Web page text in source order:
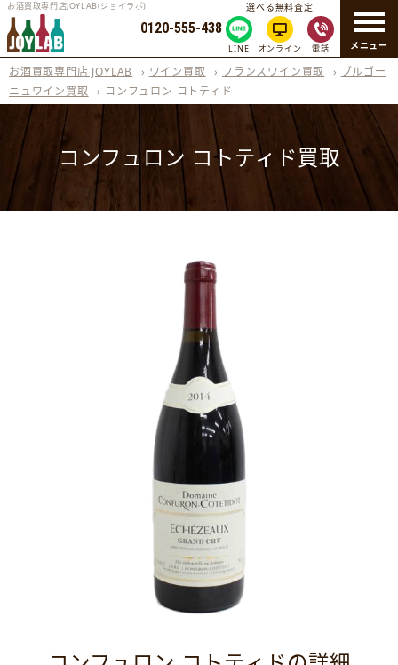
メニュー
お酒買取専門店JOYLAB(ジョイラボ)
0120-555-438
選べる無料査定
LINE オンライン 電話
お酒買取専門店 JOYLAB › ワイン買取 › フランスワイン買取 › ブルゴー
ニュワイン買取
› コンフュロン コトティド
コンフュロン コトティド買取